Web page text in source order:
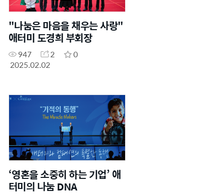
"나눔은 마음을 채우는 사랑"
애터미 도경희 부회장
947 2
0
2025.02.02
‘영혼을 소중히 하는 기업’ 애
터미의 나눔 DNA